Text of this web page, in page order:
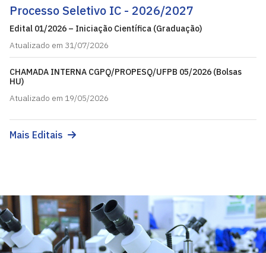
Processo Seletivo IC - 2026/2027
Edital 01/2026 – Iniciação Científica (Graduação)
Atualizado em 31/07/2026
CHAMADA INTERNA CGPQ/PROPESQ/UFPB 05/2026 (Bolsas
HU)
Atualizado em 19/05/2026
Mais Editais